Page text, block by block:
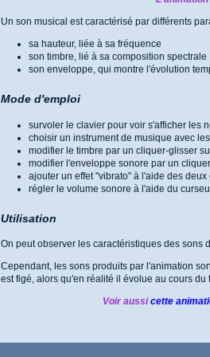
Un son musical est caractérisé par différents
sa hauteur, liée à sa fréquence
son timbre, lié à sa composition spectrale
son enveloppe, qui montre l'évolution
Mode d'emploi
survoler le clavier pour voir s'afficher les
choisir un instrument de musique avec
modifier le timbre par un cliquer-glisser
modifier l'enveloppe sonore par un
ajouter un effet "vibrato" à l'aide des
régler le volume sonore à l'aide du
Utilisation
On peut observer les caractéristiques des sons
Cependant, les sons produits par l'animation
est figé, alors qu'en réalité il évolue au cours
Voir aussicette